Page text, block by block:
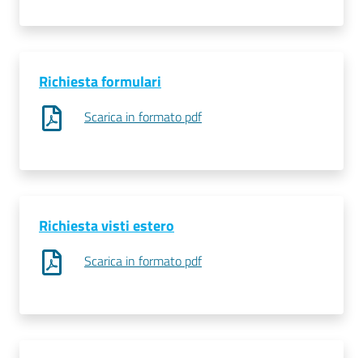
Richiesta formulari
Scarica in formato pdf
Richiesta visti estero
Scarica in formato pdf